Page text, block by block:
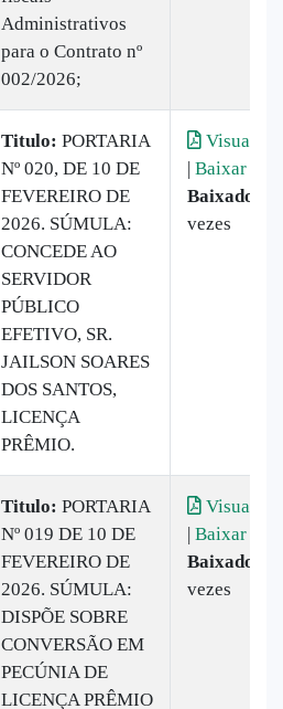
Administrativos
para o Contrato nº
002/2026;
Titulo: PORTARIA
Nº 020, DE 10 DE
FEVEREIRO DE
2026. SÚMULA:
CONCEDE AO
SERVIDOR
PÚBLICO
EFETIVO, SR.
JAILSON SOARES
DOS SANTOS,
LICENÇA
PRÊMIO.
| Baixar
Baixado:
vezes
Titulo: PORTARIA
Nº 019 DE 10 DE
FEVEREIRO DE
2026. SÚMULA:
DISPÕE SOBRE
CONVERSÃO EM
PECÚNIA DE
LICENÇA PRÊMIO
| Baixar
Baixado:
vezes